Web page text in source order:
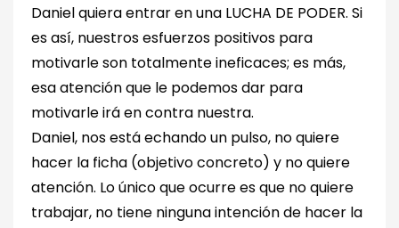
Daniel quiera entrar en una LUCHA DE PODER. Si
es así, nuestros esfuerzos positivos para
motivarle son totalmente ineficaces; es más,
esa atención que le podemos dar para
motivarle irá en contra nuestra.
Daniel, nos está echando un pulso, no quiere
hacer la ficha (objetivo concreto) y no quiere
atención. Lo único que ocurre es que no quiere
trabajar, no tiene ninguna intención de hacer la